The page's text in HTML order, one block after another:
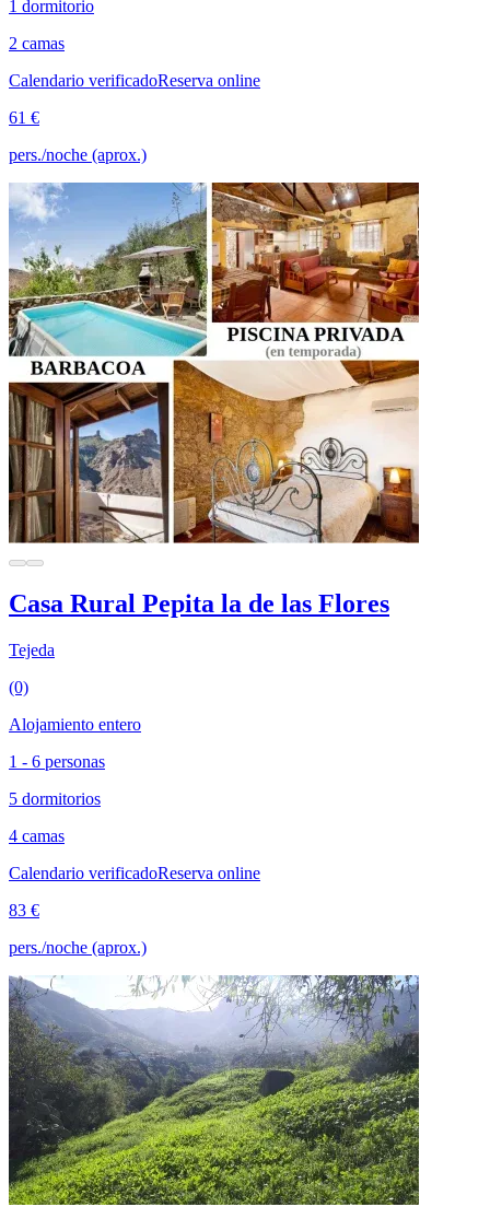
1 dormitorio
2 camas
Calendario verificadoReserva online
61 €
pers./noche (aprox.)
Casa Rural Pepita la de las Flores
Tejeda
(0)
Alojamiento entero
1 - 6 personas
5 dormitorios
4 camas
Calendario verificadoReserva online
83 €
pers./noche (aprox.)